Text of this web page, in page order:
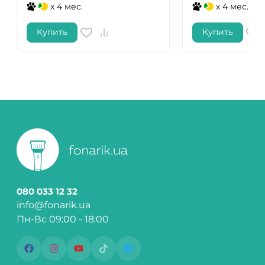
x 4 мес.
Купить
x 4 мес.
Купить
080 033 12 32
info@fonarik.ua
Пн-Вс 09:00 - 18:00